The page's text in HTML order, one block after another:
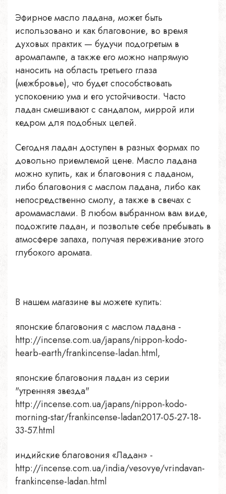
Эфирное масло ладана, может быть
использовано и как благовоние, во время
духовых практик — будучи подогретым в
аромалампе, а также его можно напрямую
наносить на область третьего глаза
(межбровье), что будет способствовать
успокоению ума и его устойчивости. Часто
ладан смешивают с сандалом, миррой или
кедром для подобных целей.
Сегодня ладан доступен в разных формах по
довольно приемлемой цене. Масло ладана
можно купить, как и благовония с ладаном,
либо благовония с маслом ладана, либо как
непосредственно смолу, а также в свечах с
аромамаслами. В любом выбранном вам виде,
подожгите ладан, и позвольте себе пребывать в
атмосфере запаха, получая переживание этого
глубокого аромата.
В нашем магазине вы можете купить:
японские благовония с маслом ладана -
http://incense.com.ua/japans/nippon-kodo-
hearb-earth/frankincense-ladan.html,
японские благовония ладан из серии
"утренняя звезда"
http://incense.com.ua/japans/nippon-kodo-
morning-star/frankincense-ladan2017-05-27-18-
33-57.html
индийские благовония «Ладан» -
http://incense.com.ua/india/vesovye/vrindavan-
frankincense-ladan.html